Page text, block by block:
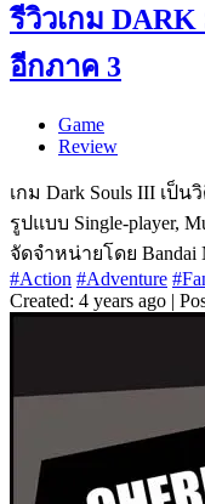
รีวิวเกม
อีกภาค 3
Game
Review
เกม Dark Souls III เป็น
รูปแบบ Single-player,
จัดจำหน่ายโดย Bandai
#Action #Adventure
Created: 4 years ago |